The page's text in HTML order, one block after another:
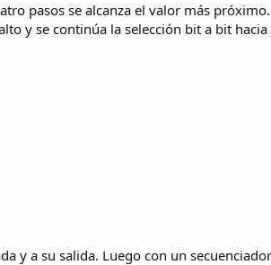
pasos se alcanza el valor más próximo.
y se continúa la selección bit a bit
y a su salida. Luego con un